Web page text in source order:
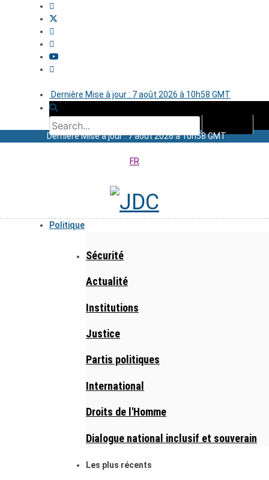
Dernière Mise à jour : 7 août 2026 à 10h58 GMT
Dernière Mise à jour : 7 août 2026 à 10h58 GMT
FR
Politique
Sécurité
Actualité
Institutions
Justice
Partis politiques
International
Droits de l'Homme
Dialogue national inclusif et souverain
Les plus récents